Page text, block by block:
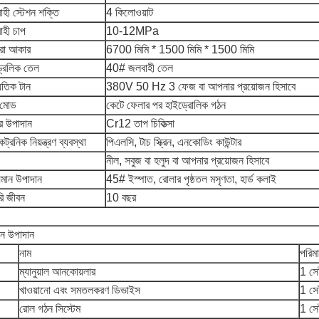
স্টেশন শক্তি
4 কিলোওয়াট
চাপ
10-12MPa
আকার
6700 মিমি * 1500 মিমি * 1500 মিমি
তেল
40# জলবাহী তেল
টান
380V 50 Hz 3 ফেজ বা আপনার প্রয়োজন হিসাবে
কেটে ফেলার পর হাইড্রোলিক গঠন
উপাদান
Cr12 তাপ চিকিত্সা
নিয়ন্ত্রণ ব্যবস্থা
পিএলসি, টাচ স্ক্রিন, এনকোডিং কাউন্টার
নীল, সবুজ বা হলুদ বা আপনার প্রয়োজন হিসাবে
উপাদান
45# ইস্পাত, রোলার পৃষ্ঠতল মসৃণতা, হার্ড কলাই
জীবন
10 বছর
উপাদান
নাম
ম্যানুয়াল আনকোয়লার
1
খাওয়ানো এবং সমতলকরণ ডিভাইস
1
রোল গঠন সিস্টেম
1